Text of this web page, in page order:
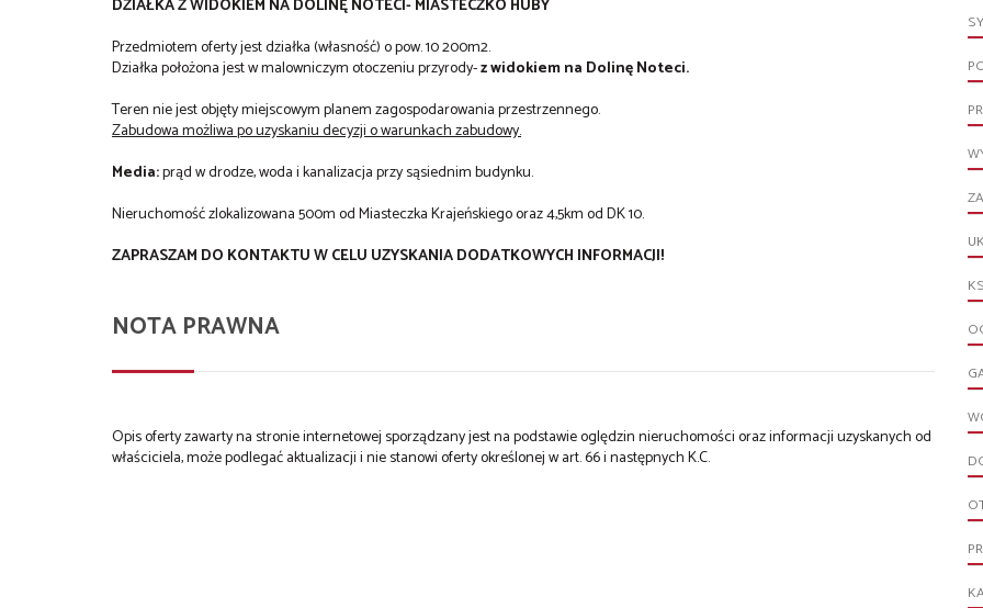
DZIAŁKA Z WIDOKIEM NA DOLINĘ NOTECI- MIASTECZKO HUBY
Przedmiotem oferty jest działka (własność) o pow. 10 200m2.
Działka położona jest w malowniczym otoczeniu przyrody-z widokiem na Dolinę Noteci.
Teren nie jest objęty miejscowym planem zagospodarowania przestrzennego.
Zabudowa możliwa po uzyskaniu decyzji o warunkach zabudowy.
Media:prąd w drodze, woda i kanalizacja przy sąsiednim budynku.
Nieruchomość zlokalizowana 500m od Miasteczka Krajeńskiego oraz 4,5km od DK 10.
ZAPRASZAM DO KONTAKTU W CELU UZYSKANIA DODATKOWYCH INFORMACJI!
NOTA PRAWNA
Opis oferty zawarty na stronie internetowej sporządzany jest na podstawie oględzin nieruchomości oraz informacji uzyskanych od
właściciela, może podlegać aktualizacji i nie stanowi oferty określonej w art. 66 i następnych K.C.